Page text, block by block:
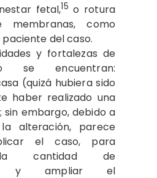
fetal,15 o rotura
membranas, como
del caso.
y fortalezas de
se encuentran:
(quizá hubiera sido
haber realizado una
sin embargo, debido a
alteración, parece
el caso, para
la cantidad de
y ampliar el